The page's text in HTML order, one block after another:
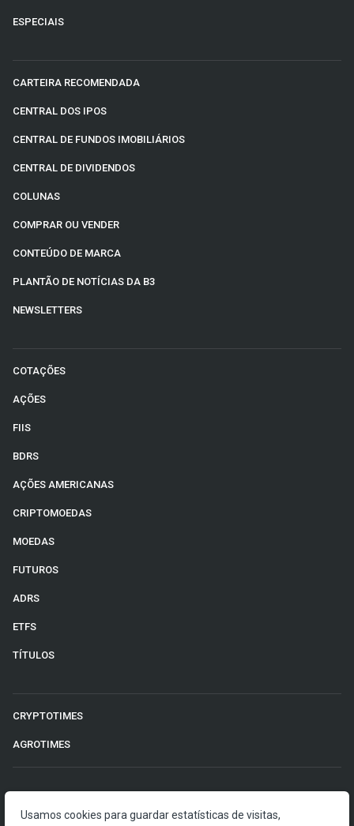
ESPECIAIS
CARTEIRA RECOMENDADA
CENTRAL DOS IPOS
CENTRAL DE FUNDOS IMOBILIÁRIOS
CENTRAL DE DIVIDENDOS
COLUNAS
COMPRAR OU VENDER
CONTEÚDO DE MARCA
PLANTÃO DE NOTÍCIAS DA B3
NEWSLETTERS
COTAÇÕES
AÇÕES
FIIS
BDRS
AÇÕES AMERICANAS
CRIPTOMOEDAS
MOEDAS
FUTUROS
ADRS
ETFS
TÍTULOS
CRYPTOTIMES
AGROTIMES
Usamos cookies para guardar estatísticas de visitas,